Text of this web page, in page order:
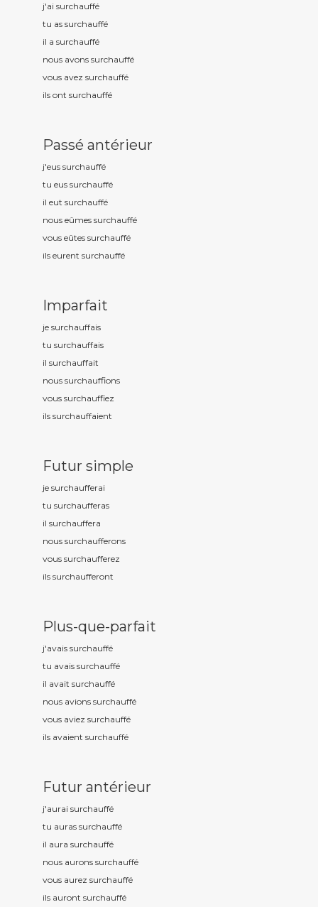
j'ai surchauffé
tu as surchauffé
il a surchauffé
nous avons surchauffé
vous avez surchauffé
ils ont surchauffé
Passé antérieur
j'eus surchauffé
tu eus surchauffé
il eut surchauffé
nous eûmes surchauffé
vous eûtes surchauffé
ils eurent surchauffé
Imparfait
je surchauffais
tu surchauffais
il surchauffait
nous surchauffions
vous surchauffiez
ils surchauffaient
Futur simple
je surchaufferai
tu surchaufferas
il surchauffera
nous surchaufferons
vous surchaufferez
ils surchaufferont
Plus-que-parfait
j'avais surchauffé
tu avais surchauffé
il avait surchauffé
nous avions surchauffé
vous aviez surchauffé
ils avaient surchauffé
Futur antérieur
j'aurai surchauffé
tu auras surchauffé
il aura surchauffé
nous aurons surchauffé
vous aurez surchauffé
ils auront surchauffé